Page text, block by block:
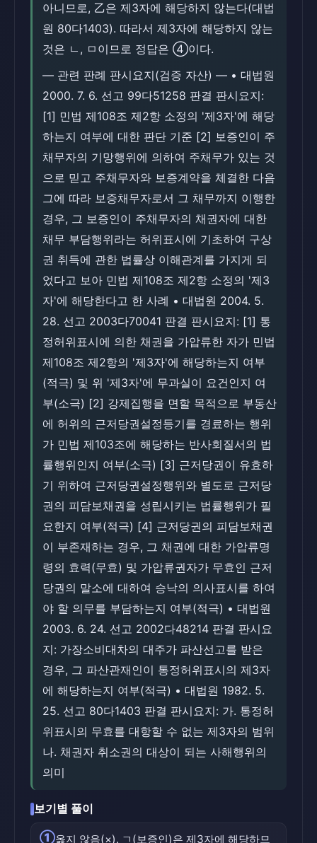
아니므로, 乙은 제3자에 해당하지 않는다(대법
원 80다1403). 따라서 제3자에 해당하지 않는
것은 ㄴ, ㅁ이므로 정답은 ④이다.
― 관련 판례 판시요지(검증 자산) ― • 대법원
2000. 7. 6. 선고 99다51258 판결 판시요지:
[1] 민법 제108조 제2항 소정의 '제3자'에 해당
하는지 여부에 대한 판단 기준 [2] 보증인이 주
채무자의 기망행위에 의하여 주채무가 있는 것
으로 믿고 주채무자와 보증계약을 체결한 다음
그에 따라 보증채무자로서 그 채무까지 이행한
경우, 그 보증인이 주채무자의 채권자에 대한
채무 부담행위라는 허위표시에 기초하여 구상
권 취득에 관한 법률상 이해관계를 가지게 되
었다고 보아 민법 제108조 제2항 소정의 '제3
자'에 해당한다고 한 사례 • 대법원 2004. 5.
28. 선고 2003다70041 판결 판시요지: [1] 통
정허위표시에 의한 채권을 가압류한 자가 민법
제108조 제2항의 '제3자'에 해당하는지 여부
(적극) 및 위 '제3자'에 무과실이 요건인지 여
부(소극) [2] 강제집행을 면할 목적으로 부동산
에 허위의 근저당권설정등기를 경료하는 행위
가 민법 제103조에 해당하는 반사회질서의 법
률행위인지 여부(소극) [3] 근저당권이 유효하
기 위하여 근저당권설정행위와 별도로 근저당
권의 피담보채권을 성립시키는 법률행위가 필
요한지 여부(적극) [4] 근저당권의 피담보채권
이 부존재하는 경우, 그 채권에 대한 가압류명
령의 효력(무효) 및 가압류권자가 무효인 근저
당권의 말소에 대하여 승낙의 의사표시를 하여
야 할 의무를 부담하는지 여부(적극) • 대법원
2003. 6. 24. 선고 2002다48214 판결 판시요
지: 가장소비대차의 대주가 파산선고를 받은
경우, 그 파산관재인이 통정허위표시의 제3자
에 해당하는지 여부(적극) • 대법원 1982. 5.
25. 선고 80다1403 판결 판시요지: 가. 통정허
위표시의 무효를 대항할 수 없는 제3자의 범위
나. 채권자 취소권의 대상이 되는 사해행위의
의미
보기별 풀이
①옳지 않음(×). ㄱ(보증인)은 제3자에 해당하므